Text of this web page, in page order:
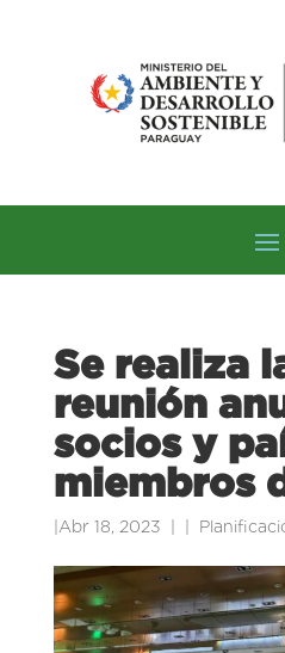
Se realiza
reunión
socios y
miembros
Abr 18, 2023